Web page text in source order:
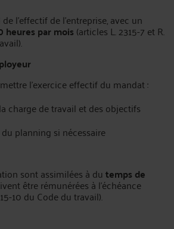
l’effectif de l’entreprise, avec un
heures par mois (articles L. 2315-7 et R.
l’exercice effectif du mandat :
charge de travail et des objectifs
planning si nécessaire
sont assimilées à du temps de
être rémunérées à l’échéance
10 du Code du travail).